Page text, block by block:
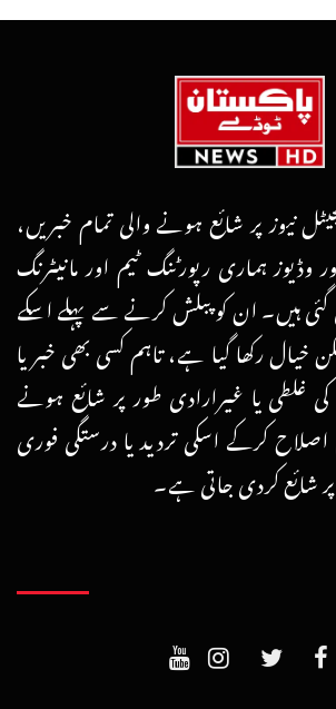
نیوز پر شائع ہونے والی تمام خبریں،
وڈیوز ہماری رپورٹنگ ٹیم اور مانیٹرنگ
ہیں۔ ان کو پبلش کرنے سے پہلے اسکے
خیال رکھا گیا ہے، تاہم کسی بھی خبر یا
غلطی یا غیرارادی طور پر شائع ہونے
کرکے اسکی تردید یا درستگی فوری
شائع کردی جاتی ہے۔